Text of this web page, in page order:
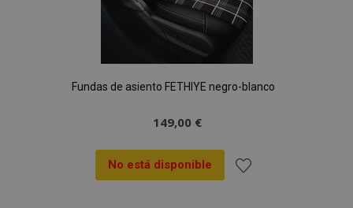
Fundas de asiento FETHIYE negro-blanco
149,00 €
No está disponible